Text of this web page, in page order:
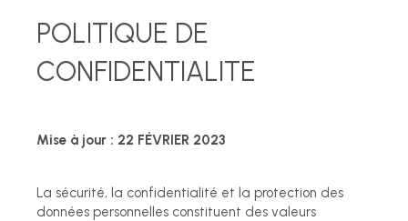
POLITIQUE DE
CONFIDENTIALITE
Mise à jour : 22 FÉVRIER 2023
La sécurité, la confidentialité et la protection des
données personnelles constituent des valeurs